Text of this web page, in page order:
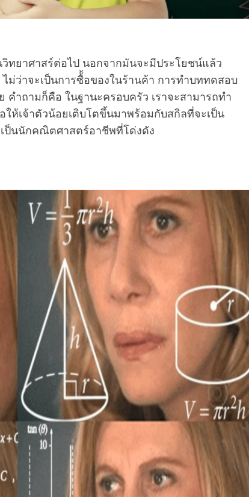
ทยาศาสร์ต่อไป นอกจากมันจะมีประโยชน์แล้ว
ว่าจะเป็นการซื้้อของในร้านค้า การทำบททดสอบ
คำถามก็คือ ในฐานะครอบครัว เราจะสามารถทำ
ให้เจ้าตัวน้อยเติบโตขึ้นมาพร้อมกับสกิลที่จะเป็น
ป็นนักคณิตศาสตร์อาชีพที่โด่งดัง